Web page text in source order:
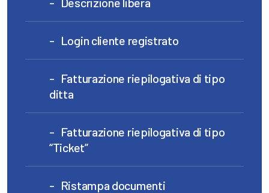
Login cliente registrato
Fatturazione riepilogativa di tipo
ditta
Fatturazione riepilogativa di tipo
“Ticket”
Ristampa documenti